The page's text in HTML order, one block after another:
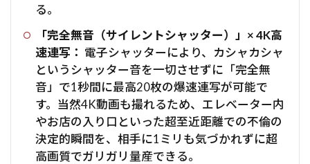
る。
「完全無音（サイレントシャッター）」× 4K高
速連写： 電子シャッターにより、カシャカシャ
というシャッター音を一切させずに「完全無
音」で1秒間に最高20枚の爆速連写が可能で
す。当然4K動画も撮れるため、エレベーター内
やお店の入り口といった超至近距離での不倫の
決定的瞬間を、相手に1ミリも気づかれずに超
高画質でガリガリ量産できる。